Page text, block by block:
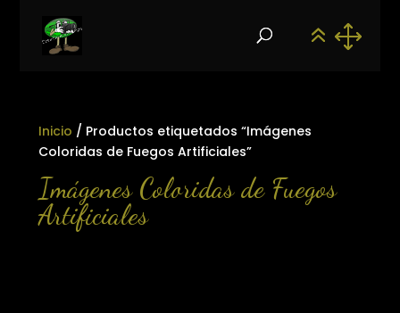
Inicio / Productos etiquetados “Imágenes
Coloridas de Fuegos Artificiales”
Imágenes Coloridas de Fuegos
Artificiales